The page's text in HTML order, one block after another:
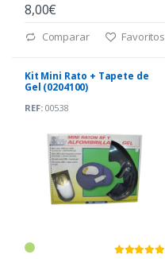
8,00€
Comparar Favoritos
Kit Mini Rato + Tapete de
Gel (0204100)
REF:00538